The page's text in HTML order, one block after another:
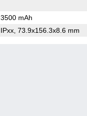
3500 mAh
IPxx, 73.9x156.3x8.6 mm